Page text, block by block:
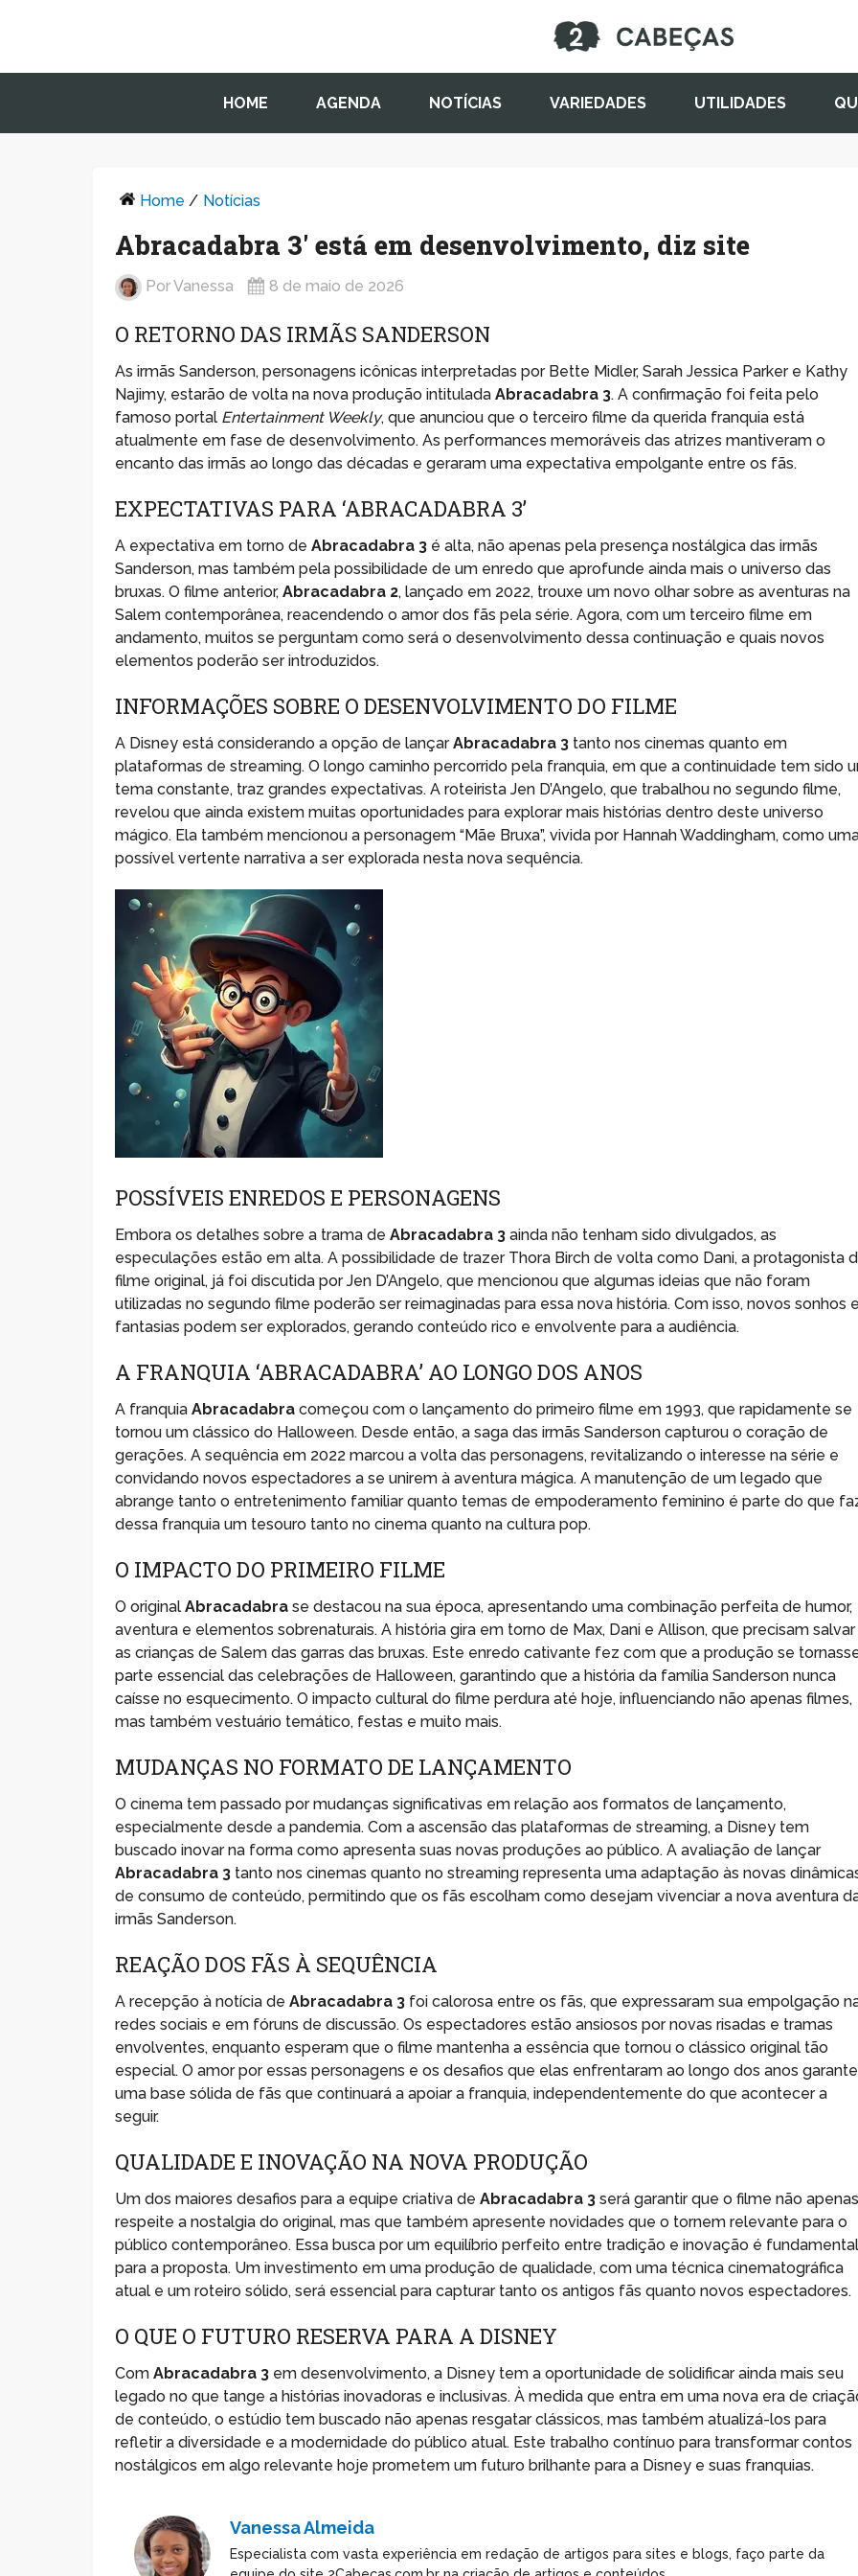
HOME AGENDA NOTÍCIAS VARIEDADES UTILIDADES
Home / Notícias
Abracadabra 3′ está em desenvolvimento, diz site
PorVanessa 8 de maio de 2026
O RETORNO DAS IRMÃS SANDERSON
As irmãs Sanderson, personagens icônicas interpretadas por Bette Midler, Sarah Jessica Parker e Kathy
Najimy, estarão de volta na nova produção intituladaAbracadabra 3. A confirmação foi feita pelo
famoso portal Entertainment Weekly, que anunciou que o terceiro filme da querida franquia está
atualmente em fase de desenvolvimento. As performances memoráveis das atrizes mantiveram o
encanto das irmãs ao longo das décadas e geraram uma expectativa empolgante entre os fãs.
EXPECTATIVAS PARA ‘ABRACADABRA 3’
A expectativa em torno deAbracadabra 3 é alta, não apenas pela presença nostálgica das irmãs
Sanderson, mas também pela possibilidade de um enredo que aprofunde ainda mais o universo das
bruxas. O filme anterior,Abracadabra 2, lançado em 2022, trouxe um novo olhar sobre as aventuras na
Salem contemporânea, reacendendo o amor dos fãs pela série. Agora, com um terceiro filme em
andamento, muitos se perguntam como será o desenvolvimento dessa continuação e quais novos
elementos poderão ser introduzidos.
INFORMAÇÕES SOBRE O DESENVOLVIMENTO DO FILME
A Disney está considerando a opção de lançarAbracadabra 3 tanto nos cinemas quanto em
plataformas de streaming. O longo caminho percorrido pela franquia, em que a continuidade tem sido
tema constante, traz grandes expectativas. A roteirista Jen D’Angelo, que trabalhou no segundo filme,
revelou que ainda existem muitas oportunidades para explorar mais histórias dentro deste universo
mágico. Ela também mencionou a personagem “Mãe Bruxa”, vivida por Hannah Waddingham, como
possível vertente narrativa a ser explorada nesta nova sequência.
POSSÍVEIS ENREDOS E PERSONAGENS
Embora os detalhes sobre a trama deAbracadabra 3 ainda não tenham sido divulgados, as
especulações estão em alta. A possibilidade de trazer Thora Birch de volta como Dani, a protagonista
filme original, já foi discutida por Jen D’Angelo, que mencionou que algumas ideias que não foram
utilizadas no segundo filme poderão ser reimaginadas para essa nova história. Com isso, novos sonhos e
fantasias podem ser explorados, gerando conteúdo rico e envolvente para a audiência.
A FRANQUIA ‘ABRACADABRA’ AO LONGO DOS ANOS
A franquiaAbracadabra começou com o lançamento do primeiro filme em 1993, que rapidamente se
tornou um clássico do Halloween. Desde então, a saga das irmãs Sanderson capturou o coração de
gerações. A sequência em 2022 marcou a volta das personagens, revitalizando o interesse na série e
convidando novos espectadores a se unirem à aventura mágica. A manutenção de um legado que
abrange tanto o entretenimento familiar quanto temas de empoderamento feminino é parte do que
dessa franquia um tesouro tanto no cinema quanto na cultura pop.
O IMPACTO DO PRIMEIRO FILME
O originalAbracadabra se destacou na sua época, apresentando uma combinação perfeita de humor,
aventura e elementos sobrenaturais. A história gira em torno de Max, Dani e Allison, que precisam salvar
as crianças de Salem das garras das bruxas. Este enredo cativante fez com que a produção se
parte essencial das celebrações de Halloween, garantindo que a história da família Sanderson nunca
caísse no esquecimento. O impacto cultural do filme perdura até hoje, influenciando não apenas filmes,
mas também vestuário temático, festas e muito mais.
MUDANÇAS NO FORMATO DE LANÇAMENTO
O cinema tem passado por mudanças significativas em relação aos formatos de lançamento,
especialmente desde a pandemia. Com a ascensão das plataformas de streaming, a Disney tem
buscado inovar na forma como apresenta suas novas produções ao público. A avaliação de lançar
Abracadabra 3 tanto nos cinemas quanto no streaming representa uma adaptação às novas
de consumo de conteúdo, permitindo que os fãs escolham como desejam vivenciar a nova aventura
irmãs Sanderson.
REAÇÃO DOS FÃS À SEQUÊNCIA
A recepção à notícia deAbracadabra 3 foi calorosa entre os fãs, que expressaram sua empolgação
redes sociais e em fóruns de discussão. Os espectadores estão ansiosos por novas risadas e tramas
envolventes, enquanto esperam que o filme mantenha a essência que tornou o clássico original tão
especial. O amor por essas personagens e os desafios que elas enfrentaram ao longo dos anos
uma base sólida de fãs que continuará a apoiar a franquia, independentemente do que acontecer a
seguir.
QUALIDADE E INOVAÇÃO NA NOVA PRODUÇÃO
Um dos maiores desafios para a equipe criativa deAbracadabra 3 será garantir que o filme não apenas
respeite a nostalgia do original, mas que também apresente novidades que o tornem relevante para o
público contemporâneo. Essa busca por um equilíbrio perfeito entre tradição e inovação é fundamental
para a proposta. Um investimento em uma produção de qualidade, com uma técnica cinematográfica
atual e um roteiro sólido, será essencial para capturar tanto os antigos fãs quanto novos espectadores.
O QUE O FUTURO RESERVA PARA A DISNEY
ComAbracadabra 3 em desenvolvimento, a Disney tem a oportunidade de solidificar ainda mais seu
legado no que tange a histórias inovadoras e inclusivas. À medida que entra em uma nova era de
de conteúdo, o estúdio tem buscado não apenas resgatar clássicos, mas também atualizá-los para
refletir a diversidade e a modernidade do público atual. Este trabalho contínuo para transformar contos
nostálgicos em algo relevante hoje prometem um futuro brilhante para a Disney e suas franquias.
Vanessa Almeida
Especialista com vasta experiência em redação de artigos para sites e blogs, faço parte da